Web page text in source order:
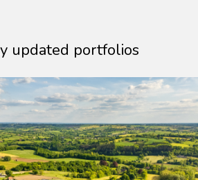
updated portfolios